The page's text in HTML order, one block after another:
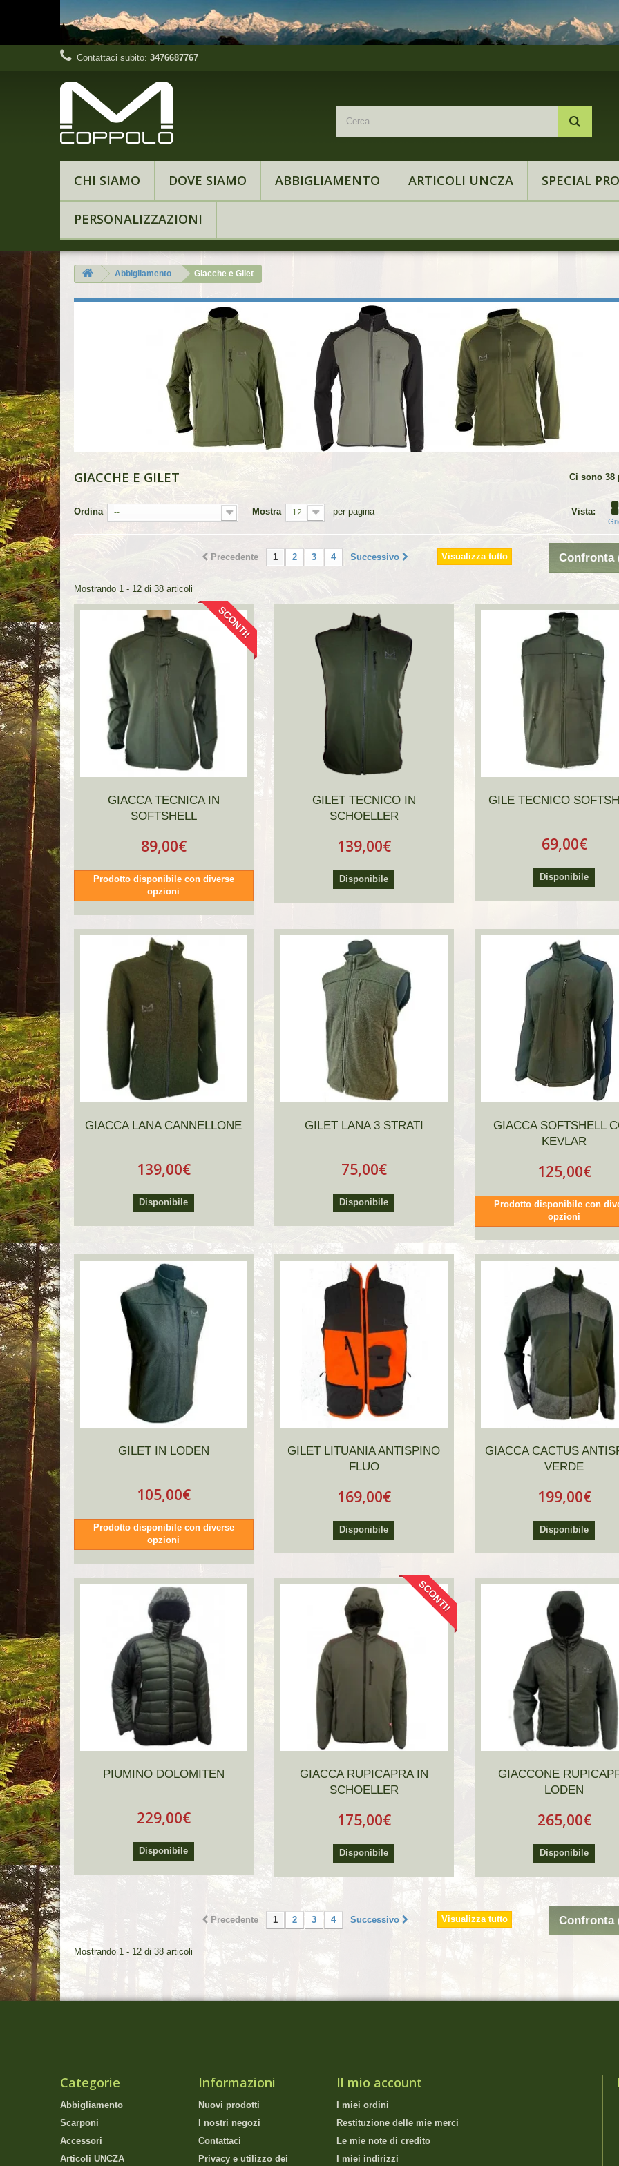
Contattaci subito: 3476687767
CHI SIAMO DOVE SIAMO ABBIGLIAMENTO ARTICOLI UNCZA SPECIAL
PERSONALIZZAZIONI
Abbigliamento Giacche e Gilet
GIACCHE E GILET Ci sono 38
Vista:
Ordina -- Mostra 12 per pagina
Confronta
Visualizza tutto
Precedente 1 2 3 4 Successivo
Mostrando 1 - 12 di 38 articoli
SCONTI!
GIACCA TECNICA IN
SOFTSHELL
89,00€
Prodotto disponibile con diverse
opzioni
GILET TECNICO IN
SCHOELLER
139,00€
Disponibile
GILE TECNICO
69,00€
Disponibile
GIACCA LANA CANNELLONE
139,00€
Disponibile
GILET LANA 3 STRATI
75,00€
Disponibile
GIACCA SOFTSHELL
KEVLAR
125,00€
Prodotto disponibile con
opzioni
GILET IN LODEN
105,00€
Prodotto disponibile con diverse
opzioni
GILET LITUANIA ANTISPINO
FLUO
169,00€
Disponibile
GIACCA CACTUS
VERDE
199,00€
Disponibile
PIUMINO DOLOMITEN
229,00€
Disponibile
SCONTI!
GIACCA RUPICAPRA IN
SCHOELLER
175,00€
Disponibile
GIACCONE
LODEN
265,00€
Disponibile
Confronta
Visualizza tutto
Precedente 1 2 3 4 Successivo
Mostrando 1 - 12 di 38 articoli
Categorie
Abbigliamento
Scarponi
Accessori
Articoli UNCZA
Informazioni
Nuovi prodotti
I nostri negozi
Contattaci
Privacy e utilizzo dei
Il mio account
I miei ordini
Restituzione delle mie merci
Le mie note di credito
I miei indirizzi